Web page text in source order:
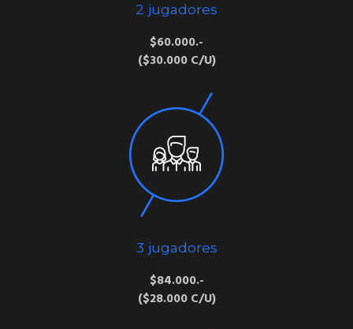
2 jugadores
$60.000.-
($30.000 C/U)
3 jugadores
$84.000.-
($28.000 C/U)